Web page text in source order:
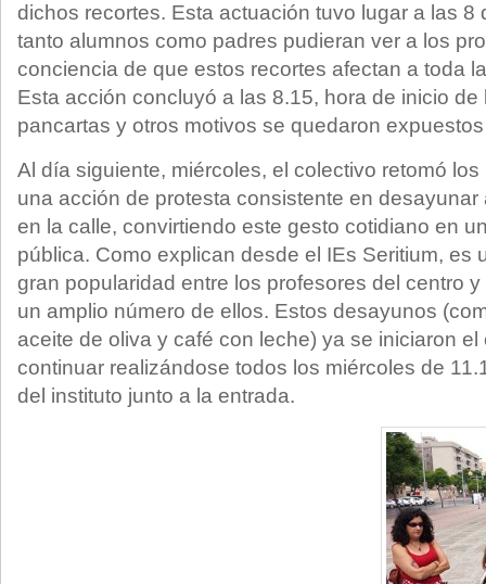
dichos recortes. Esta actuación tuvo lugar a las 8
tanto alumnos como padres pudieran ver a los
conciencia de que estos recortes afectan a toda
Esta acción concluyó a las 8.15, hora de inicio
pancartas y otros motivos se quedaron
Al día siguiente, miércoles, el colectivo retomó los
una acción de protesta consistente en
en la calle, convirtiendo este gesto cotidiano en
pública. Como explican desde el IEs Seritium, es
gran popularidad entre los profesores del centro
un amplio número de ellos. Estos desayunos
aceite de oliva y café con leche) ya se iniciaron
continuar realizándose todos los miércoles de
del instituto junto a la entrada.